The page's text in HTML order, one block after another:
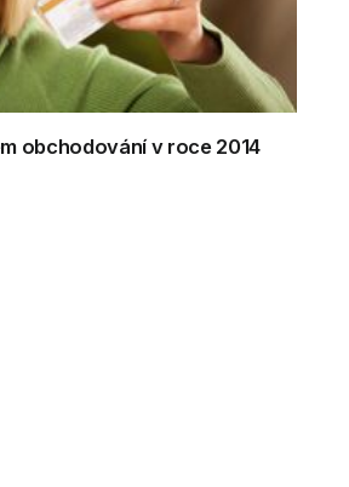
obchodování v roce 2014